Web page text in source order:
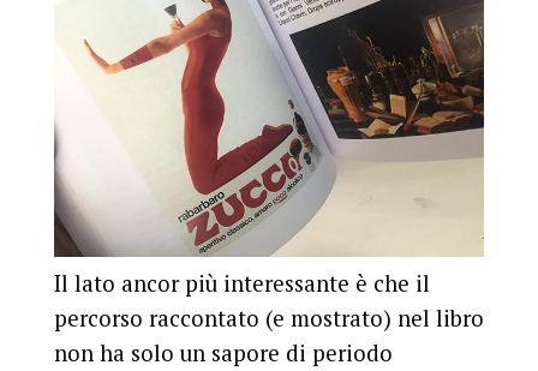
Il lato ancor più interessante è che il
percorso raccontato (e mostrato) nel libro
non ha solo un sapore di periodo